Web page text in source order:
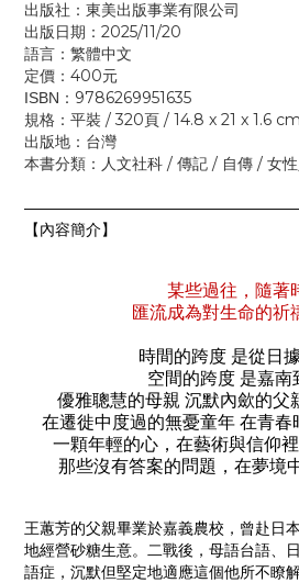
出版社：東美出版事業有限公司
出版日期： 2025/11/20
語言：繁體中文
定價： 400元
ISBN ： 9786269951635
規格：平裝 / 320頁 / 14.8 x 21 x 1.6
出版地：台灣
本書分類：人文社科 / 傳記 / 自傳 / 女
【內容簡介】
某些過往，隨著
匯流成為對生命的祈
時間的跨度 是從日
空間的跨度 是嘉南
優雅聰慧的母親 沉默內歛的父
在遷徙中度過的無憂童年 在青
一顆年輕的心，在藝術與信仰
那些沒有答案的問題，在夢境
王蕙芳的父親畢業於嘉義農校，曾赴日
地經營砂糖生意。二戰後，母語台語、
語症，沉默但堅定地適應這個他所不瞭